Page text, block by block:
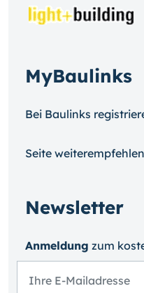
MyBaulinks
Bei Baulinks
Seite weiterempfehlen
Newsletter
Anmeldung zum